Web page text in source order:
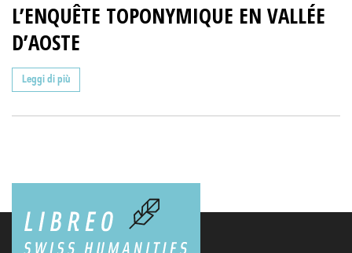
L’ENQUÊTE TOPONYMIQUE EN VALLÉE
D’AOSTE
Leggi di più